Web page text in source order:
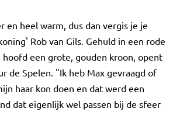
en heel warm, dus dan vergis je je
Rob van Gils. Gehuld in een rode
hoofd een grote, gouden kroon, opent
de Spelen. "Ik heb Max gevraagd of
haar kon doen en dat werd een
dat eigenlijk wel passen bij de sfeer